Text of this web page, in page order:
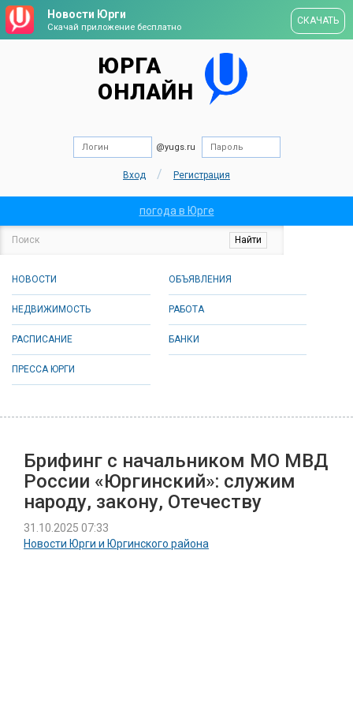
Новости Юрги
Скачай приложение бесплатно
СКАЧАТЬ
ЮРГА
ОНЛАЙН
@yugs.ru
Вход / Регистрация
погода в Юрге
НОВОСТИ ОБЪЯВЛЕНИЯ
НЕДВИЖИМОСТЬ РАБОТА
РАСПИСАНИЕ БАНКИ
ПРЕССА ЮРГИ
Брифинг с начальником МО МВД
России «Юргинский»: служим
народу, закону, Отечеству
31.10.2025 07:33
Новости Юрги и Юргинского района